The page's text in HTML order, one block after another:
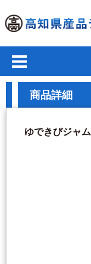
商品詳細
ゆできびジャム